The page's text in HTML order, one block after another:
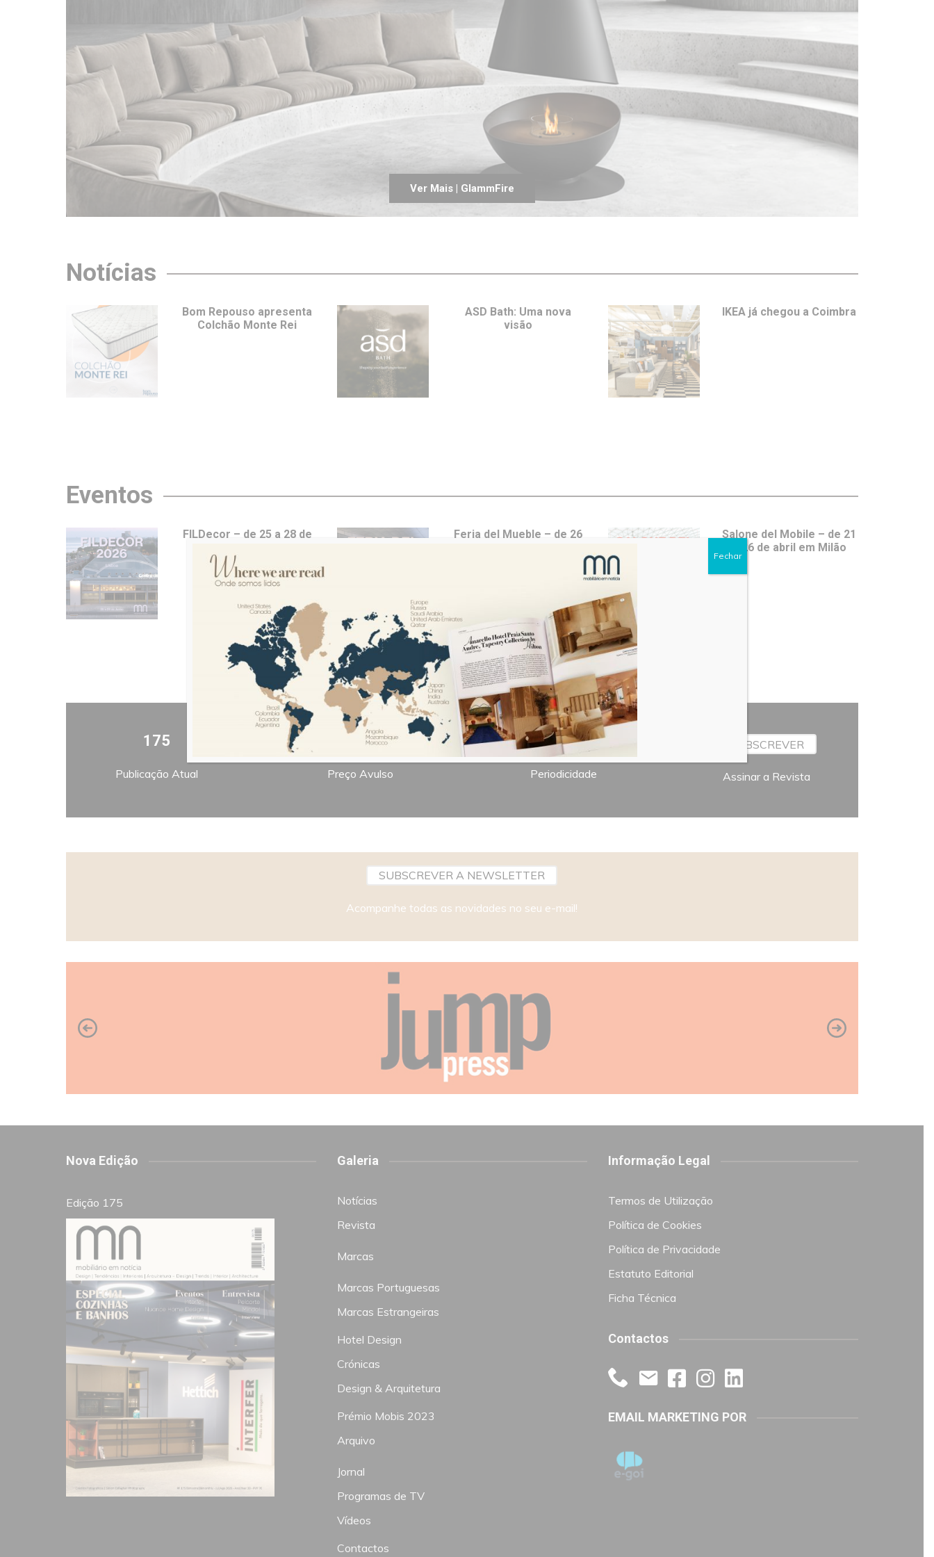
Ver Mais | GlammFire
Notícias
Bom Repouso apresenta
Colchão Monte Rei
ASD Bath: Uma nova
visão
IKEA já chegou a Coimbra
Eventos
FILDecor – de 25 a 28 de
Feria del Mueble – de 26
Salone del Mobile – de 21
a 26 de abril em Milão
175
Publicação Atual
7,00€
Preço Avulso
Bimestral
Periodicidade
SUBSCREVER
Assinar a Revista
SUBSCREVER A NEWSLETTER
Acompanhe todas as novidades no seu e-mail!
Nova Edição
Edição 175
Galeria
Notícias
Revista
Marcas
Marcas Portuguesas
Marcas Estrangeiras
Hotel Design
Crónicas
Design & Arquitetura
Prémio Mobis 2023
Arquivo
Jornal
Programas de TV
Vídeos
Contactos
Informação Legal
Termos de Utilização
Política de Cookies
Política de Privacidade
Estatuto Editorial
Ficha Técnica
Contactos
EMAIL MARKETING POR
Fechar